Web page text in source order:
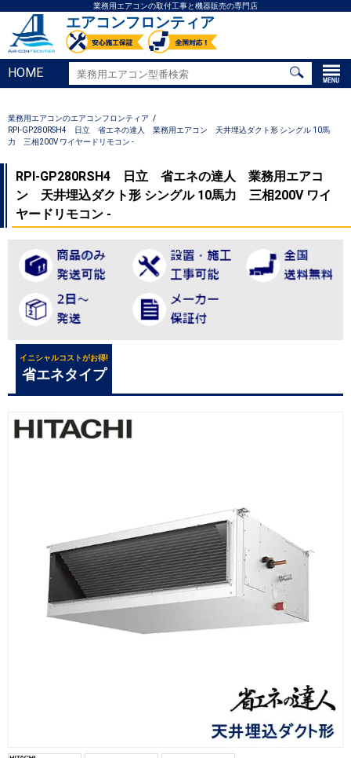
業務用エアコンの取付工事と機器販売の専門店
エアコンフロンティア
HOME
業務用エアコンのエアコンフロンティア
RPI-GP280RSH4 日立 省エネの達人 業務用エアコン 天井埋込ダクト形 シングル 10馬
力 三相200V ワイヤードリモコン -
RPI-GP280RSH4 日立 省エネの達人 業務用エアコ
ン 天井埋込ダクト形 シングル 10馬力 三相200V ワイ
ヤードリモコン -
イニシャルコストがお得!
省エネタイプ